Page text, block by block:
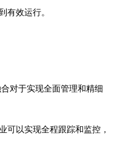
有效运行。
对于实现全面管理和精细
可以实现全程跟踪和监控，